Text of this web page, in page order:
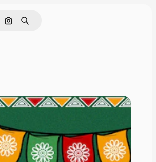
画像で検索
検索